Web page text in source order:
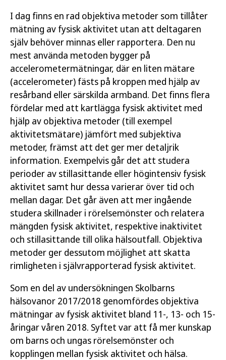
I dag finns en rad objektiva metoder som tillåter
mätning av fysisk aktivitet utan att deltagaren
själv behöver minnas eller rapportera. Den nu
mest använda metoden bygger på
accelerometermätningar, där en liten mätare
(accelerometer) fästs på kroppen med hjälp av
resårband eller särskilda armband. Det finns flera
fördelar med att kartlägga fysisk aktivitet med
hjälp av objektiva metoder (till exempel
aktivitetsmätare) jämfört med subjektiva
metoder, främst att det ger mer detaljrik
information. Exempelvis går det att studera
perioder av stillasittande eller högintensiv fysisk
aktivitet samt hur dessa varierar över tid och
mellan dagar. Det går även att mer ingående
studera skillnader i rörelsemönster och relatera
mängden fysisk aktivitet, respektive inaktivitet
och stillasittande till olika hälsoutfall. Objektiva
metoder ger dessutom möjlighet att skatta
rimligheten i självrapporterad fysisk aktivitet.
Som en del av undersökningen Skolbarns
hälsovanor 2017/2018 genomfördes objektiva
mätningar av fysisk aktivitet bland 11-, 13- och 15-
åringar våren 2018. Syftet var att få mer kunskap
om barns och ungas rörelsemönster och
kopplingen mellan fysisk aktivitet och hälsa.